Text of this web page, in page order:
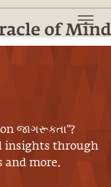
onજાગરૂકતા"?
insights through
and more.